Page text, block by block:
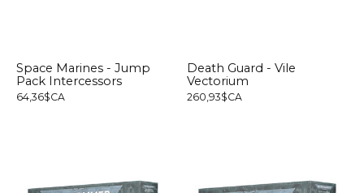
Space Marines - Jump
Pack Intercessors
64,36$CA
Death Guard - Vile
Vectorium
260,93$CA